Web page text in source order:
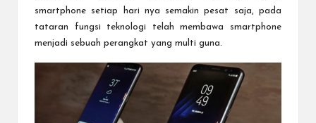
smartphone setiap hari nya semakin pesat saja, pada
tataran fungsi teknologi telah membawa smartphone
menjadi sebuah perangkat yang multi guna.